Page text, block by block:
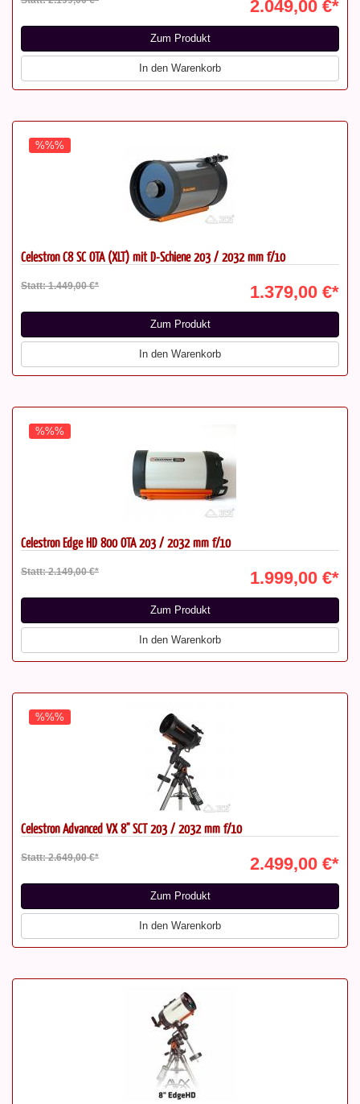
2.049,00 €*
Zum Produkt
In den Warenkorb
%%%
Celestron C8 SC OTA (XLT) mit D-Schiene 203 / 2032 mm f/10
Statt: 1.449,00 €* 1.379,00 €*
Zum Produkt
In den Warenkorb
%%%
Celestron Edge HD 800 OTA 203 / 2032 mm f/10
Statt: 2.149,00 €* 1.999,00 €*
Zum Produkt
In den Warenkorb
%%%
Celestron Advanced VX 8" SCT 203 / 2032 mm f/10
Statt: 2.649,00 €* 2.499,00 €*
Zum Produkt
In den Warenkorb